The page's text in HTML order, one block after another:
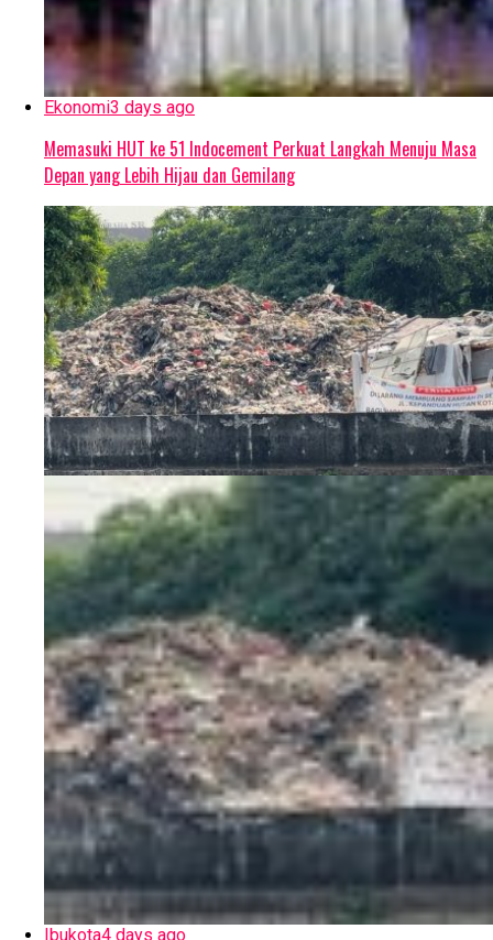
Ekonomi3 days ago
Memasuki HUT ke 51 Indocement Perkuat Langkah Menuju Masa
Depan yang Lebih Hijau dan Gemilang
Ibukota4 days ago